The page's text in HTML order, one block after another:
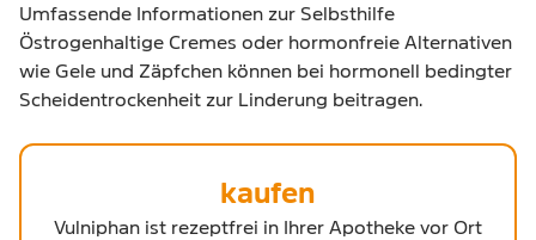
Umfassende Informationen zur Selbsthilfe
Östrogenhaltige Cremes oder hormonfreie Alternativen
wie Gele und Zäpfchen können bei hormonell bedingter
Scheidentrockenheit zur Linderung beitragen.
kaufen
Vulniphan ist rezeptfrei in Ihrer Apotheke vor Ort